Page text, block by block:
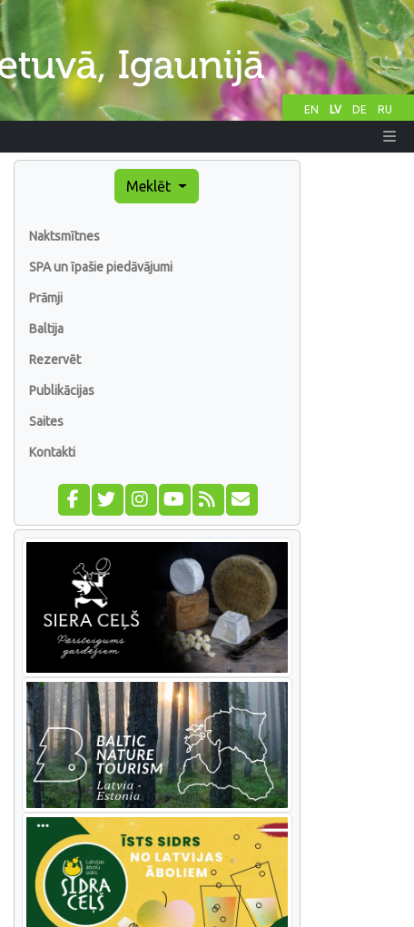
EN LV DE RU
Meklēt
Naktsmītnes
SPA un īpašie piedāvājumi
Prāmji
Baltija
Rezervēt
Publikācijas
Saites
Kontakti